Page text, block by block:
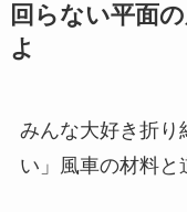
回らない平面
よ
みんな大好き折り
い」風車の材料と